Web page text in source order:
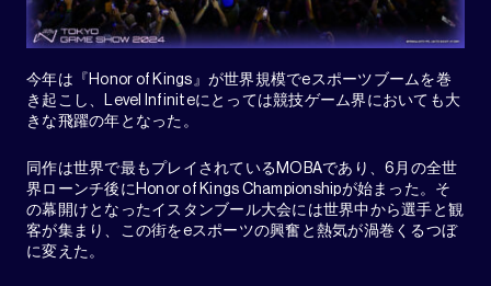
今年は『Honor of Kings』が世界規模でeスポーツブームを巻
き起こし、Level Infiniteにとっては競技ゲーム界においても大
きな飛躍の年となった。
同作は世界で最もプレイされているMOBAであり、6月の全世
界ローンチ後にHonor of Kings Championshipが始まった。そ
の幕開けとなったイスタンブール大会には世界中から選手と観
客が集まり、この街をeスポーツの興奮と熱気が渦巻くるつぼ
に変えた。